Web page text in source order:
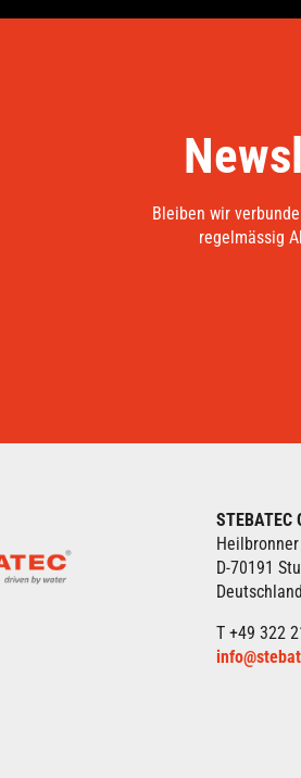
Bleiben wir
regelmässig
STEBATEC
D-70191
Deutschland
T +49 322